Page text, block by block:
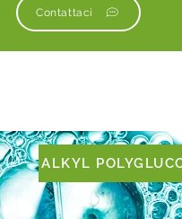
Contattaci
ALKYL